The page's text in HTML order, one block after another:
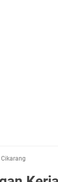
Cikarang